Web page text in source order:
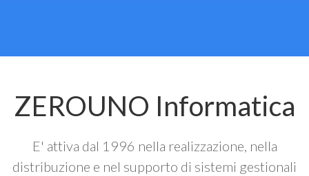
ZEROUNO Informatica
E' attiva dal 1996 nella realizzazione, nella
distribuzione e nel supporto di sistemi gestionali